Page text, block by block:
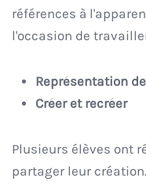
références à
l'occasion de
Représentation
Créer et recréer
Plusieurs élèves ont
partager leur